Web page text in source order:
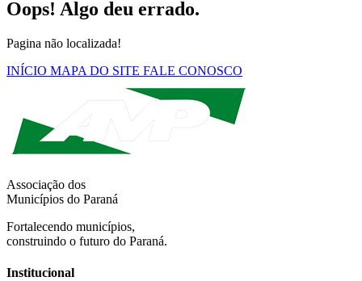
Oops! Algo deu errado.
Pagina não localizada!
INÍCIO MAPA DO SITE FALE CONOSCO
Associação dos
Municípios do Paraná
Fortalecendo municípios,
construindo o futuro do Paraná.
Institucional